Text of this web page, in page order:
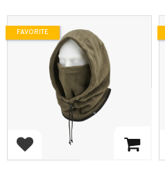
Add to favorites
FAVORITE